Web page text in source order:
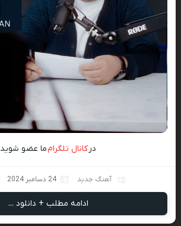
درکانال تلگرامما عضو شوید
آهنگ جدید 24 دسامبر 2024
ادامه مطلب + دانلود ...